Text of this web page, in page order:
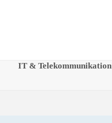
IT & Telekommunikation